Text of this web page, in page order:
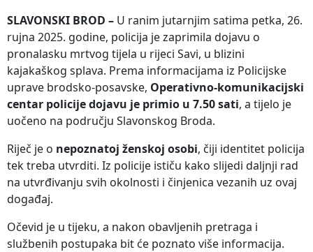
SLAVONSKI BROD – U ranim jutarnjim satima petka, 26.
rujna 2025. godine, policija je zaprimila dojavu o
pronalasku mrtvog tijela u rijeci Savi, u blizini
kajakaškog splava. Prema informacijama iz Policijske
uprave brodsko-posavske, Operativno-komunikacijski
centar policije dojavu je primio u 7.50 sati, a tijelo je
uočeno na području Slavonskog Broda.
Riječ je o nepoznatoj ženskoj osobi, čiji identitet policija
tek treba utvrditi. Iz policije ističu kako slijedi daljnji rad
na utvrđivanju svih okolnosti i činjenica vezanih uz ovaj
događaj.
Očevid je u tijeku, a nakon obavljenih pretraga i
službenih postupaka bit će poznato više informacija.